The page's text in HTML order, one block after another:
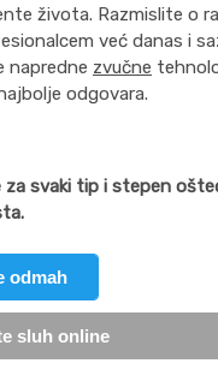
života. Razmislite o
već danas i
napredne zvučne
odgovara.
za svaki tip i stepen
odmah
sluh online